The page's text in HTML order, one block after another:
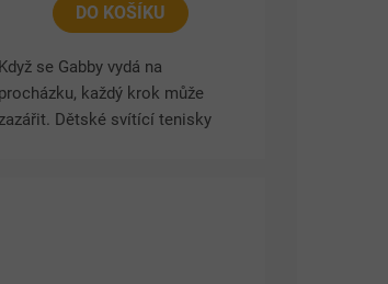
DO KOŠÍKU
Když se Gabby vydá na
procházku, každý krok může
zazářit. Dětské svítící tenisky